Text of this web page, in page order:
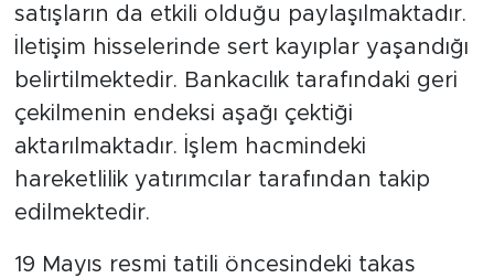
satışların da etkili olduğu paylaşılmaktadır.
İletişim hisselerinde sert kayıplar yaşandığı
belirtilmektedir. Bankacılık tarafındaki geri
çekilmenin endeksi aşağı çektiği
aktarılmaktadır. İşlem hacmindeki
hareketlilik yatırımcılar tarafından takip
edilmektedir.
19 Mayıs resmi tatili öncesindeki takas